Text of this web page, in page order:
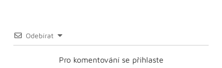
Odebírat
Pro komentování se přihlaste